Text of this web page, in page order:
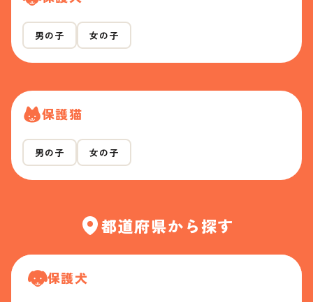
男の子 女の子
保護猫
男の子 女の子
都道府県から探す
保護犬